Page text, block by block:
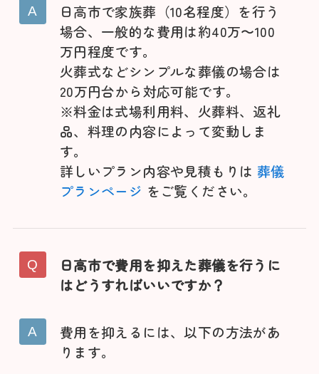
日高市で家族葬（10名程度）を行う
場合、一般的な費用は約40万〜100
万円程度です。
火葬式などシンプルな葬儀の場合は
20万円台から対応可能です。
※料金は式場利用料、火葬料、返礼
品、料理の内容によって変動しま
す。
詳しいプラン内容や見積もりは 葬儀
プランページ をご覧ください。
日高市で費用を抑えた葬儀を行うに
はどうすればいいですか？
費用を抑えるには、以下の方法があ
ります。